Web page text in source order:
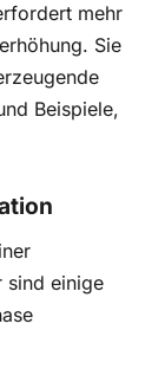
mehr
Sie
Beispiele,
sind einige